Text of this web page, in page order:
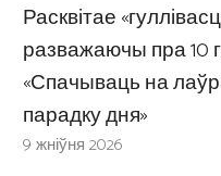
Расквітае
разважаючы пра 10
«Спачываць на
парадку дня»
9 жніўня 2026